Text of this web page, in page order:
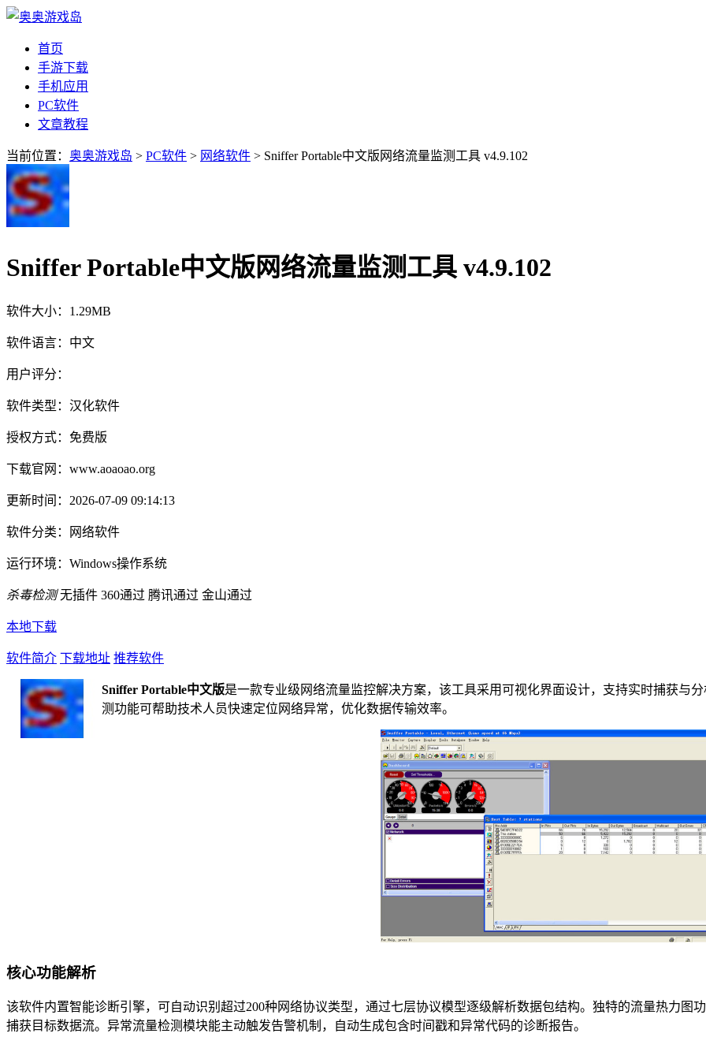
首页
手游下载
手机应用
PC软件
文章教程
当前位置： 奥奥游戏岛 > PC软件 > 网络软件 > Sniffer Portable中文版网络流量监测工具 v4.9.102
Sniffer Portable中文版网络流量监测工具 v4.9.102
软件大小： 1.29MB
软件语言： 中文
用户评分：
软件类型： 汉化软件
授权方式： 免费版
下载官网： www.aoaoao.org
更新时间： 2026-07-09 09:14:13
软件分类： 网络软件
运行环境： Windows操作系统
杀毒检测 无插件 360通过 腾讯通过 金山通过
本地下载
软件简介 下载地址 推荐软件
Sniffer Portable中文版是一款专业级网络流量监控解决方案，该工具采用可视化界面设计，支持实时捕获与
测功能可帮助技术人员快速定位网络异常，优化数据传输效率。
核心功能解析
该软件内置智能诊断引擎，可自动识别超过200种网络协议类型，通过七层协议模型逐级解析数据包结构。独特的流量热力图
捕获目标数据流。异常流量检测模块能主动触发告警机制，自动生成包含时间戳和异常代码的诊断报告。